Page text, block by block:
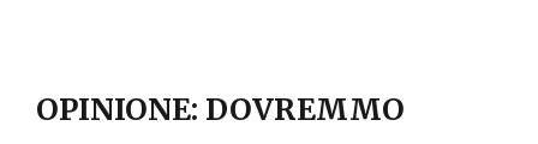
OPINIONE: DOVREMMO